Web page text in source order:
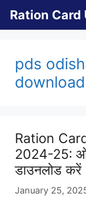
content
Ration Card
pds
download
Ration
2024-25:
डाउनलोड करें
January 25,